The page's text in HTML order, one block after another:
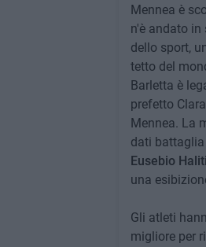
Mennea è
n'è andato in
dello sport,
tetto del
Barletta è
prefetto
Mennea. La
dati battaglia
Eusebio Haliti
una
Gli atleti
migliore per